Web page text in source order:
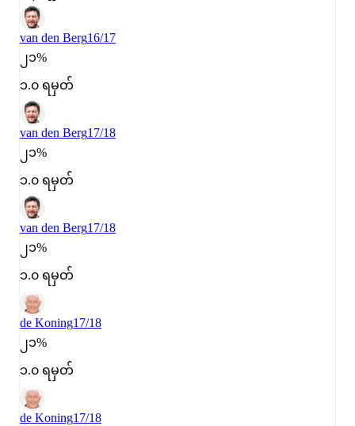
van den Berg16/17
၂၁%
၁.၀ ရမှတ်
van den Berg17/18
၂၁%
၁.၀ ရမှတ်
van den Berg17/18
၂၁%
၁.၀ ရမှတ်
de Koning17/18
၂၁%
၁.၀ ရမှတ်
de Koning17/18